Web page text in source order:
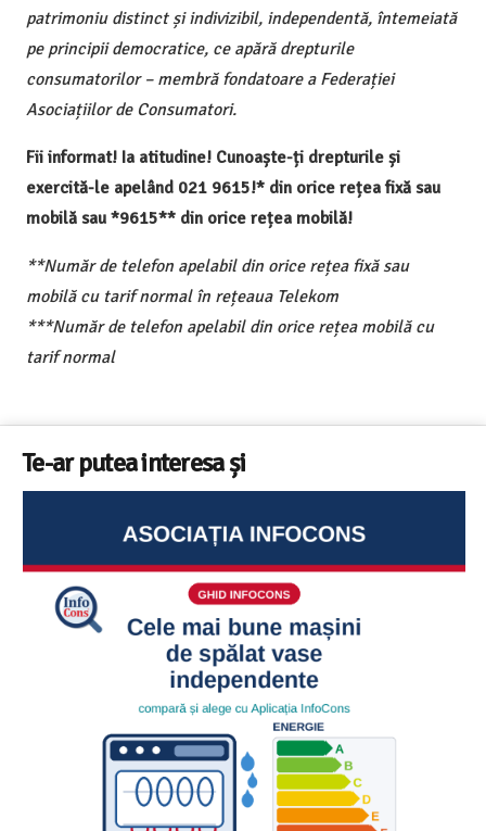
patrimoniu distinct și indivizibil, independentă, întemeiată
pe principii democratice, ce apără drepturile
consumatorilor – membră fondatoare a Federației
Asociațiilor de Consumatori.
Fii informat! Ia atitudine! Cunoaște-ți drepturile și
exercită-le apelând 021 9615!* din orice rețea fixă sau
mobilă sau *9615** din orice rețea mobilă!
**Număr de telefon apelabil din orice rețea fixă sau
mobilă cu tarif normal în rețeaua Telekom
***Număr de telefon apelabil din orice rețea mobilă cu
tarif normal
Te-ar putea interesa și